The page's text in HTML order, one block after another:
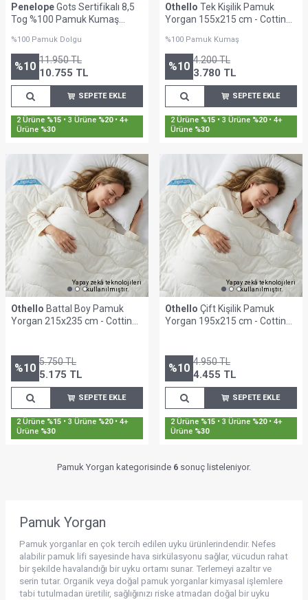
PenelopeGots Sertifikalı 8,5
Tog %100 Pamuk Kumaş
Live Serisi
%100 Pamuk Dolgu
%10 11.950TL
10.755 TL
SEPETE EKLE
2 Ürüne %15 • 3 Ürüne %20• 4+
Ürüne %30
Othello Tek Kişilik Pamuk
Yorgan 155x215 cm - Cottina
%100 Pamuk Kumaş
%10 4.200TL
3.780 TL
SEPETE EKLE
2 Ürüne %15 • 3 Ürüne %20• 4+
Ürüne %30
Yapay zekâ teknolojileri
kullanılmıştır.
Othello Battal Boy Pamuk
Yorgan 215x235 cm - Cottina
%10 5.750TL
5.175 TL
SEPETE EKLE
2 Ürüne %15 • 3 Ürüne %20• 4+
Ürüne %30
Yapay zekâ teknolojileri
kullanılmıştır.
Othello Çift Kişilik Pamuk
Yorgan 195x215 cm - Cottina
%10 4.950TL
4.455 TL
SEPETE EKLE
2 Ürüne %15 • 3 Ürüne %20• 4+
Ürüne %30
Pamuk Yorgan kategorisinde 6 sonuç listeleniyor.
Pamuk Yorgan
Pamuk yorganlar en çok tercih edilen uyku ürünlerindendir. Nefes
alabilir pamuk lifi sayesinde hava sirkülasyonu sağlar, vücudun rahat
bir şekilde havalandığı bir uyku ortamı sunar. Terlemeyi azaltır ve
serin tutar. Organik veya doğal pamuk yorganlar kimyasal işlemlere
tabi tutulmadan üretilir, sağlığınızı riske atmadan doğal bir uyku